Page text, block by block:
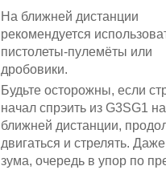
На ближней дистанции
рекомендуется
пистолеты-пулемёты или
дробовики.
Будьте осторожны, если
начал спрэить из G3SG1 на
ближней дистанции,
двигаться и стрелять.
зума, очередь в упор по